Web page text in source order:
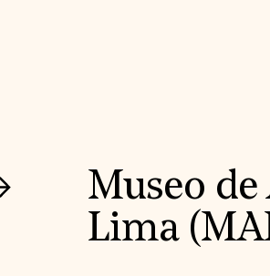
Museo
Lima